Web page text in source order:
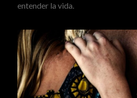
entender la vida.